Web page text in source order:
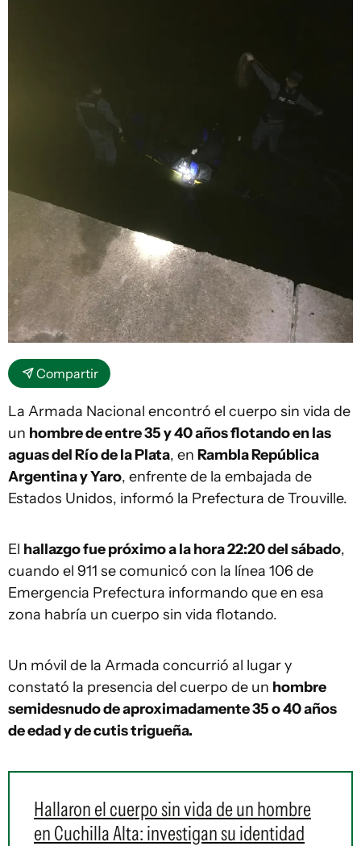
Compartir
La Armada Nacional encontró el cuerpo sin vida de
un hombre de entre 35 y 40 años flotando en las
aguas del Río de la Plata, en Rambla República
Argentina y Yaro, enfrente de la embajada de
Estados Unidos, informó la Prefectura de Trouville.
El hallazgo fue próximo a la hora 22:20 del sábado,
cuando el 911 se comunicó con la línea 106 de
Emergencia Prefectura informando que en esa
zona habría un cuerpo sin vida flotando.
Un móvil de la Armada concurrió al lugar y
constató la presencia del cuerpo de un hombre
semidesnudo de aproximadamente 35 o 40 años
de edad y de cutis trigueña.
Hallaron el cuerpo sin vida de un hombre
en Cuchilla Alta: investigan su identidad